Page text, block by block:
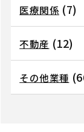
医療関係 (7)
不動産 (12)
その他業種